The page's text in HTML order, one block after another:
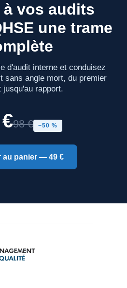
à vos audits
une trame
d'audit interne et conduisez
sans angle mort, du premier
jusqu'au rapport.
98 € −50 %
au panier — 49 €